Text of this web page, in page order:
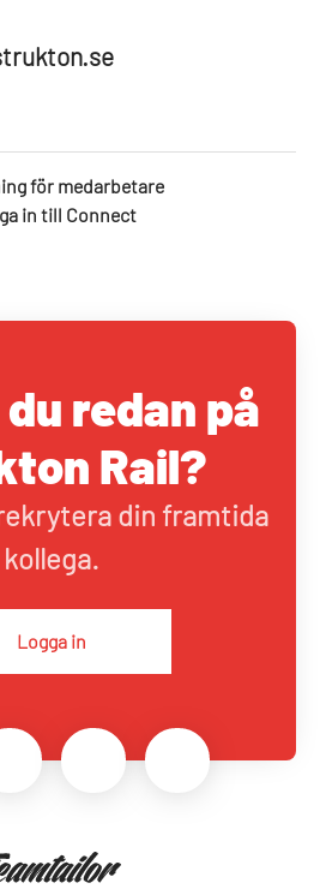
för medarbetare
in till Connect
redan på
Rail?
din framtida
kollega.
Logga in